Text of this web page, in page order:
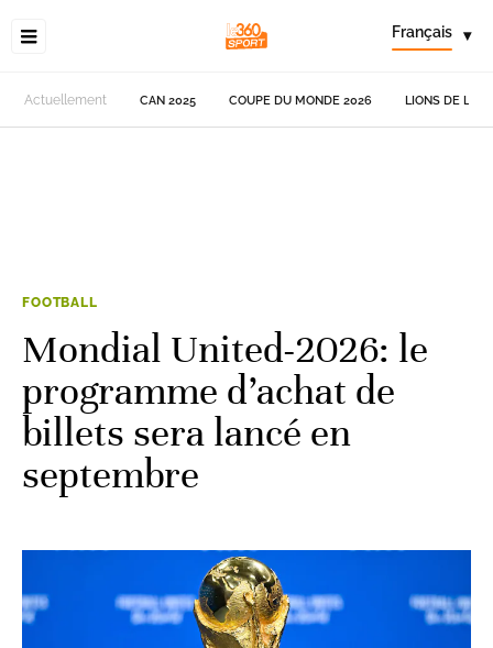
Français ▾
Actuellement CAN 2025 COUPE DU MONDE 2026 LIONS DE
FOOTBALL
Mondial United-2026: le
programme d’achat de
billets sera lancé en
septembre